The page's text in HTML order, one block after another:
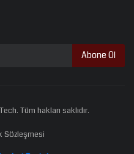
Abone Ol
Tüm hakları saklıdır.
Sözleşmesi